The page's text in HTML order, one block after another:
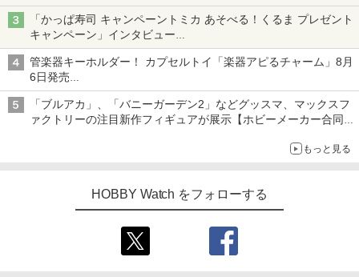
「かっぱ寿司 キャンペーントミカ あそべる！くるま プレゼント
キャンペーン」インタビュー
子どもが楽しめるかっぱ寿司ならではの体験とコラボの楽しさを
追求
管楽器キーホルダー！ カプセルトイ「楽器アピるチャーム」8月
6日発売
チューバ、テナサクなど5種各3色
「ブルアカ」、「バニーガーデン2」などグッスマ、マックスフ
ァクトリーの注目新作フィギュアが展示【ホビーメーカー合同展
もっと見る
HOBBY Watch をフォローする